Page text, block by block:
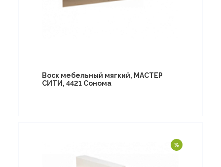
Воск мебельный мягкий, МАСТЕР
СИТИ, 4421 Сонома